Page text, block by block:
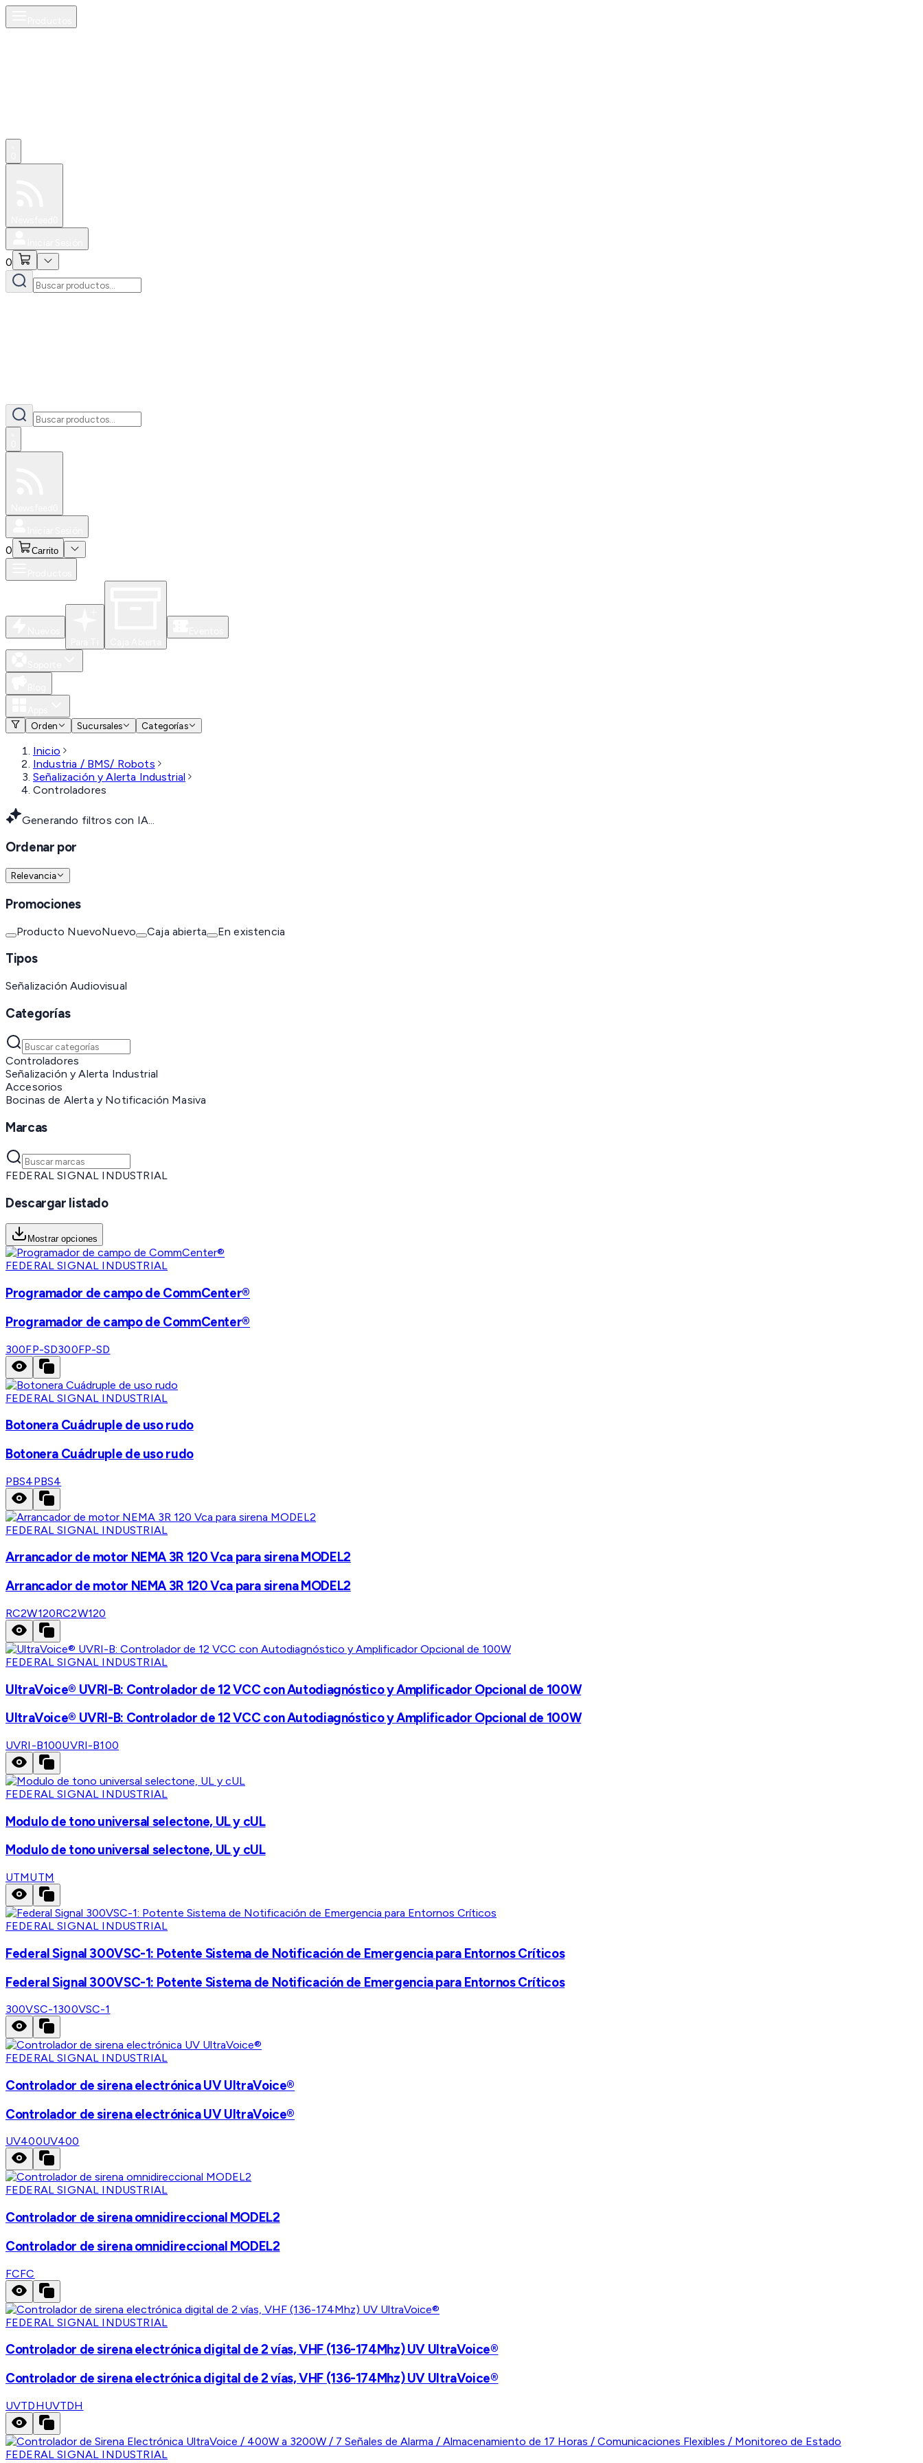
0
0 Carrito
Orden
Sucursales Categorías
Inicio
Industria / BMS/ Robots
Señalización y Alerta Industrial
Controladores
Generando filtros con IA...
Ordenar por
Relevancia
Promociones
Producto NuevoNuevo Caja abierta En existencia
Tipos
Señalización Audiovisual
Categorías
Controladores
Señalización y Alerta Industrial
Accesorios
Bocinas de Alerta y Notificación Masiva
Marcas
FEDERAL SIGNAL INDUSTRIAL
Descargar listado
Mostrar opciones
FEDERAL SIGNAL INDUSTRIAL
Programador de campo de CommCenter®
Programador de campo de CommCenter®
300FP-SD300FP-SD
FEDERAL SIGNAL INDUSTRIAL
Botonera Cuádruple de uso rudo
Botonera Cuádruple de uso rudo
PBS4PBS4
FEDERAL SIGNAL INDUSTRIAL
Arrancador de motor NEMA 3R 120 Vca para sirena MODEL2
Arrancador de motor NEMA 3R 120 Vca para sirena MODEL2
RC2W120RC2W120
FEDERAL SIGNAL INDUSTRIAL
UltraVoice® UVRI-B: Controlador de 12 VCC con Autodiagnóstico y Amplificador Opcional de 100W
UltraVoice® UVRI-B: Controlador de 12 VCC con Autodiagnóstico y Amplificador Opcional de 100W
UVRI-B100UVRI-B100
FEDERAL SIGNAL INDUSTRIAL
Modulo de tono universal selectone, UL y cUL
Modulo de tono universal selectone, UL y cUL
UTMUTM
FEDERAL SIGNAL INDUSTRIAL
Federal Signal 300VSC-1: Potente Sistema de Notificación de Emergencia para Entornos Críticos
Federal Signal 300VSC-1: Potente Sistema de Notificación de Emergencia para Entornos Críticos
300VSC-1300VSC-1
FEDERAL SIGNAL INDUSTRIAL
Controlador de sirena electrónica UV UltraVoice®
Controlador de sirena electrónica UV UltraVoice®
UV400UV400
FEDERAL SIGNAL INDUSTRIAL
Controlador de sirena omnidireccional MODEL2
Controlador de sirena omnidireccional MODEL2
FCFC
FEDERAL SIGNAL INDUSTRIAL
Controlador de sirena electrónica digital de 2 vías, VHF (136-174Mhz) UV UltraVoice®
Controlador de sirena electrónica digital de 2 vías, VHF (136-174Mhz) UV UltraVoice®
UVTDHUVTDH
FEDERAL SIGNAL INDUSTRIAL